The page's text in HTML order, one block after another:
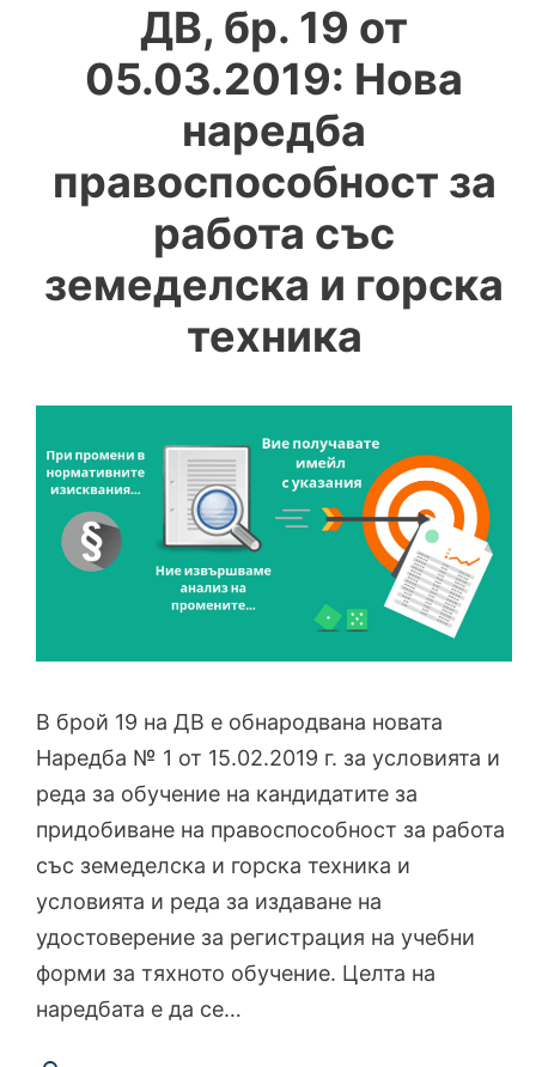
ДВ, бр. 19 от
05.03.2019: Нова
наредба
правоспособност за
работа със
земеделска и горска
техника
В брой 19 на ДВ е обнародвана новата
Наредба № 1 от 15.02.2019 г. за условията и
реда за обучение на кандидатите за
придобиване на правоспособност за работа
със земеделска и горска техника и
условията и реда за издаване на
удостоверение за регистрация на учебни
форми за тяхното обучение. Целта на
наредбата е да се…